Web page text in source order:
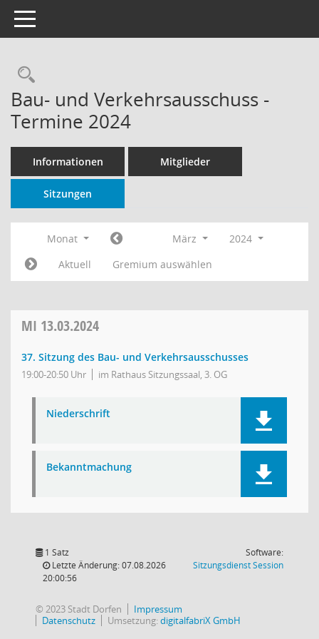
Toggle navigation
Rechercheauswahl
Bau- und Verkehrsausschuss -
Termine 2024
Informationen Mitglieder
Sitzungen
Monat März
2024
Aktuell
Gremium auswählen
MI 13.03.2024
37. Sitzung des Bau- und Verkehrsausschusses
19:00-20:50 Uhr im Rathaus Sitzungssaal, 3. OG
Niederschrift
Bekanntmachung
1 Satz
Letzte Änderung: 07.08.2026
20:00:56
Software:
SitzungsdienstSession(Wird in
© 2023 Stadt Dorfen
Impressum
Datenschutz
Umsetzung:digitalfabriX GmbH